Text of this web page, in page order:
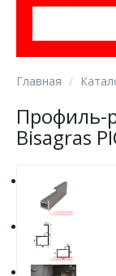
Главная
Профиль-
Bisagras